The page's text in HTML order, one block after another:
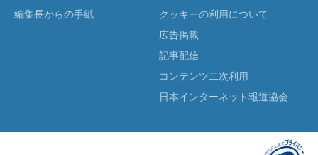
編集長からの手紙
クッキーの利用について
広告掲載
記事配信
コンテンツ二次利用
日本インターネット報道協会